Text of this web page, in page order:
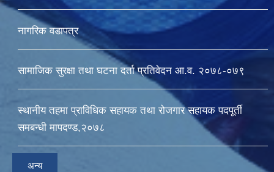
नागरिक वडापत्र
सामाजिक सुरक्षा तथा घटना दर्ता प्रतिवेदन आ.व. २०७८-०७९
स्थानीय तहमा प्राविधिक सहायक तथा रोजगार सहायक पदपूर्ती
समबन्धी मापदण्ड,२०७८
अन्य